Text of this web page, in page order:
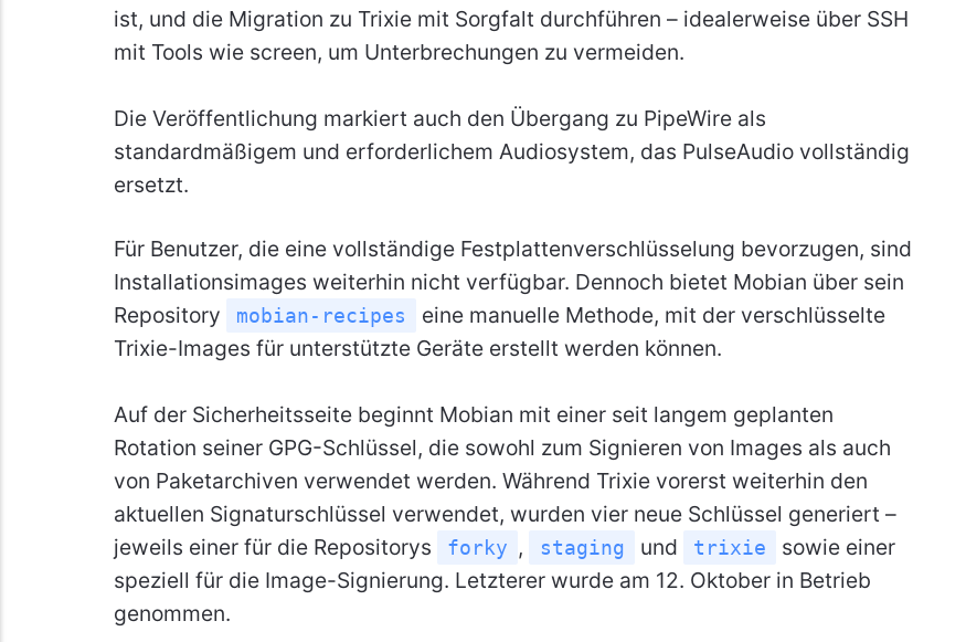
ist, und die Migration zu Trixie mit Sorgfalt durchführen – idealerweise über SSH
mit Tools wie screen, um Unterbrechungen zu vermeiden.
Die Veröffentlichung markiert auch den Übergang zu PipeWire als
standardmäßigem und erforderlichem Audiosystem, das PulseAudio vollständig
ersetzt.
Für Benutzer, die eine vollständige Festplattenverschlüsselung bevorzugen, sind
Installationsimages weiterhin nicht verfügbar. Dennoch bietet Mobian über sein
Repository
mobian-recipes
eine manuelle Methode, mit der verschlüsselte
Trixie-Images für unterstützte Geräte erstellt werden können.
Auf der Sicherheitsseite beginnt Mobian mit einer seit langem geplanten
Rotation seiner GPG-Schlüssel, die sowohl zum Signieren von Images als auch
von Paketarchiven verwendet werden. Während Trixie vorerst weiterhin den
aktuellen Signaturschlüssel verwendet, wurden vier neue Schlüssel generiert –
jeweils einer für die Repositorys
forky , staging und trixie
sowie einer
speziell für die Image-Signierung. Letzterer wurde am 12. Oktober in Betrieb
genommen.